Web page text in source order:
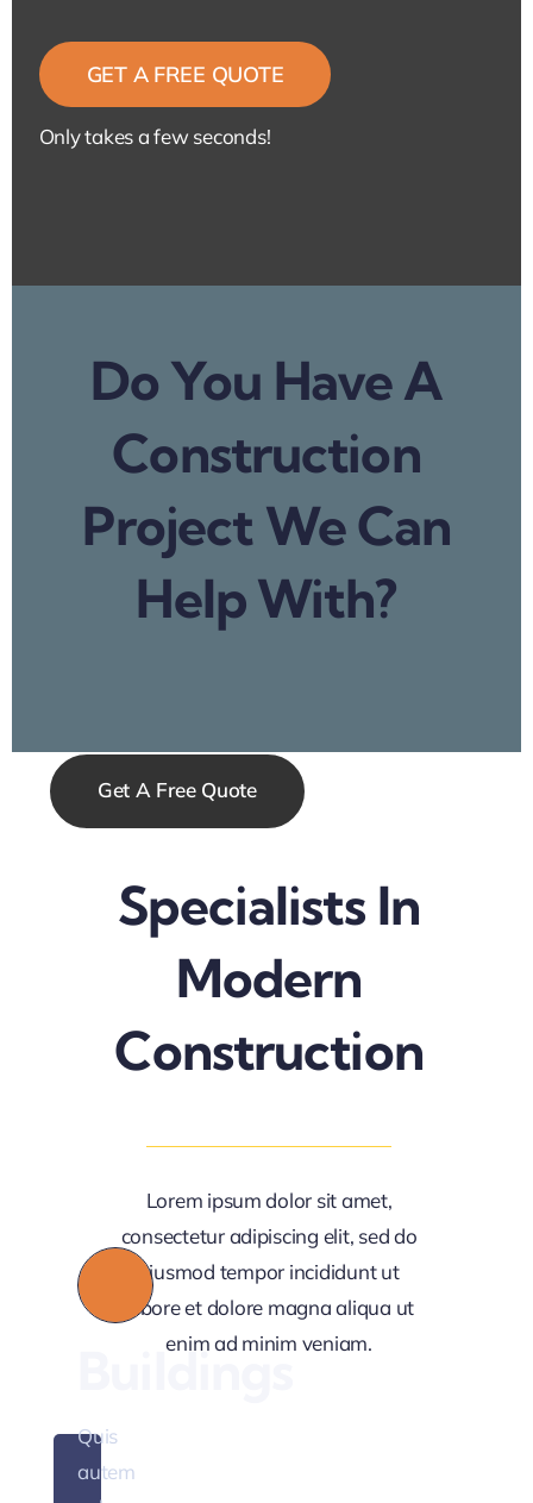
GET A FREE QUOTE
Only takes a few seconds!
Do You Have A
Construction
Project We Can
Help With?
Get A Free Quote
Specialists In
Modern
Construction
Lorem ipsum dolor sit amet,
consectetur adipiscing elit, sed do
eiusmod tempor incididunt ut
labore et dolore magna aliqua ut
enim ad minim veniam.
Buildings
Quis
autem
autem
qui